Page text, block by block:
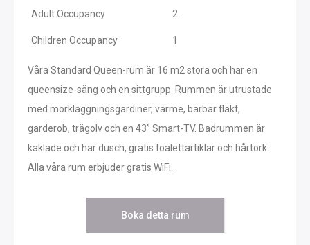
Adult Occupancy 2
Children Occupancy 1
Våra Standard Queen-rum är 16 m2 stora och har en
queensize-säng och en sittgrupp. Rummen är utrustade
med mörkläggningsgardiner, värme, bärbar fläkt,
garderob, trägolv och en 43” Smart-TV. Badrummen är
kaklade och har dusch, gratis toalettartiklar och hårtork.
Alla våra rum erbjuder gratis WiFi.
Boka detta rum